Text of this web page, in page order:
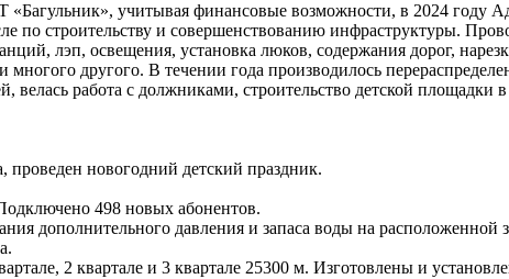
учитывая финансовые возможности, в 2024 году
по строительству и совершенствованию инфраструктуры.
лэп, освещения, установка люков, содержания дорог,
другого. В течении года производилось
велась работа с должниками, строительство детской площадки
проведен новогодний детский праздник.
498 новых абонентов.
дополнительного давления и запаса воды на
2 квартале и 3 квартале 25300 м. Изготовлены и